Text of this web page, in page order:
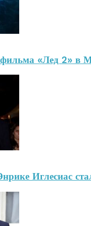
«Лед 2» в
Иглесиас